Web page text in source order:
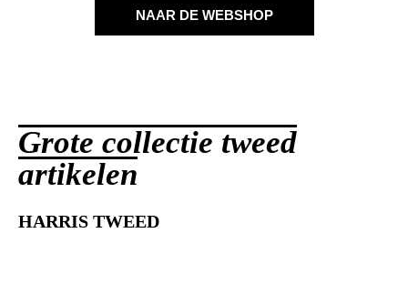
NAAR DE WEBSHOP
Grote collectie tweed
artikelen
HARRIS TWEED